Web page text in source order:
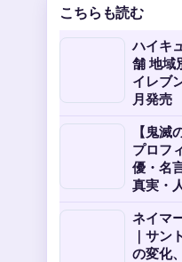
こちらも読む
ハイキ
舗 地域
イレブ
月発売
【鬼滅
プロフ
優・名
真実・
ネイマ
｜サン
の変化